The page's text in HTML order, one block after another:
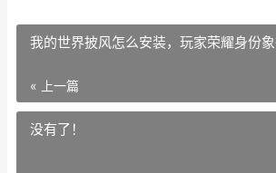
我的世界披风怎么安装，玩家荣耀身份
« 上一篇
没有了！